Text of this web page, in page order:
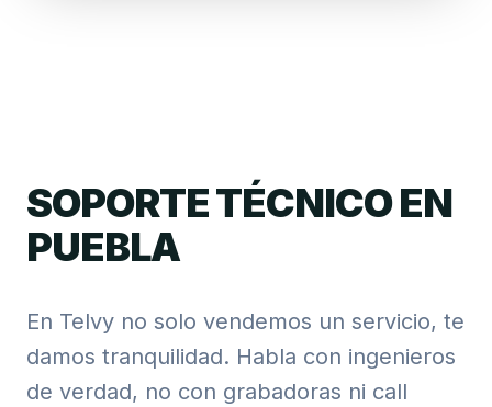
SOPORTE TÉCNICO EN
PUEBLA
En Telvy no solo vendemos un servicio, te
damos tranquilidad. Habla con ingenieros
de verdad, no con grabadoras ni call